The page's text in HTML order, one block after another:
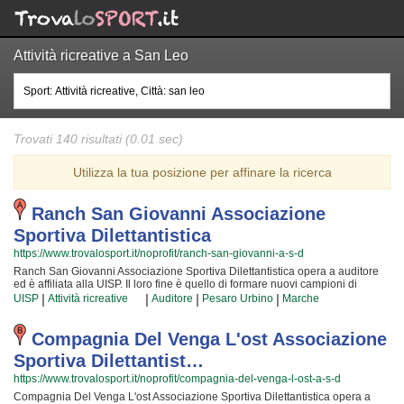
Attività ricreative a San Leo
Trovati 140 risultati (0.01 sec)
Utilizza la tua posizione per affinare la ricerca
Ranch San Giovanni Associazione
Sportiva Dilettantistica
https://www.trovalosport.it/noprofit/ranch-san-giovanni-a-s-d
Ranch San Giovanni Associazione Sportiva Dilettantistica opera a auditore
ed è affiliata alla UISP. Il loro fine è quello di formare nuovi campioni di
equitazione e metterli alla prova attraverso le competizioni cui partecipiamo
o che organizzano insieme alla UISP! Il tutto all'insegna della assoluta
sicurezza e... del divertimento! Certo, non tutti possono avere la sicurezza di
diventare dei campioni ma è certezza che ognuno possa avere questa
ambizione e coltivare le proprie passioni! Gli istruttori sono i più professionali
della Provincia ed hanno alle loro spalle anni ed anni di competenze
nell'ambiente; per loro non c'è cosa che dia più soddisfazione del crescere
nuove generazioni di atleti e condividere la propria passione, abilità... e i
tanti trucchetti imparati in una vita! Chi vuole fare oggi equitazione deve
UISP | Attività ricreative | Auditore | Pesaro Urbino | Marche
Compagnia Del Venga L'ost Associazione
Sportiva Dilettantist…
https://www.trovalosport.it/noprofit/compagnia-del-venga-l-ost-a-s-d
Compagnia Del Venga L'ost Associazione Sportiva Dilettantistica opera a